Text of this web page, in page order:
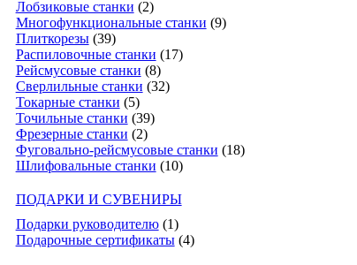
Лобзиковые станки (2)
Многофункциональные станки (9)
Плиткорезы (39)
Распиловочные станки (17)
Рейсмусовые станки (8)
Сверлильные станки (32)
Токарные станки (5)
Точильные станки (39)
Фрезерные станки (2)
Фуговально-рейсмусовые станки (18)
Шлифовальные станки (10)
ПОДАРКИ И СУВЕНИРЫ
Подарки руководителю (1)
Подарочные сертификаты (4)